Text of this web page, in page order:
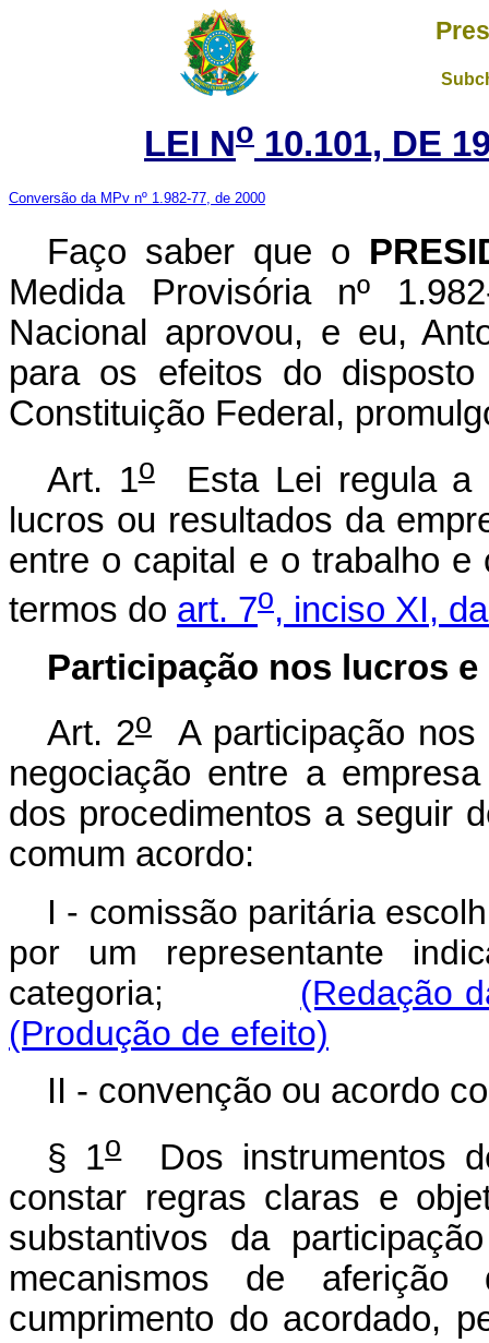
LEI No 10.101, DE
Conversão da MPv nº 1.982-77, de 2000
Faço saber que o
Medida Provisória nº
Nacional aprovou, e eu,
para os efeitos do
Constituição Federal,
Art. 1oEsta Lei regula a
lucros ou resultados da
entre o capital e o trabalho
termos do art. 7o, inciso XI,
Participação nos lucros
Art. 2oA participação nos
negociação entre a
dos procedimentos a seguir
comum acordo:
I - comissão paritária
por um representante
categoria; (Redação
(Produção de efeito)
II - convenção ou acordo
§ 1oDos instrumentos
constar regras claras e
substantivos da
mecanismos de aferição
cumprimento do acordado,